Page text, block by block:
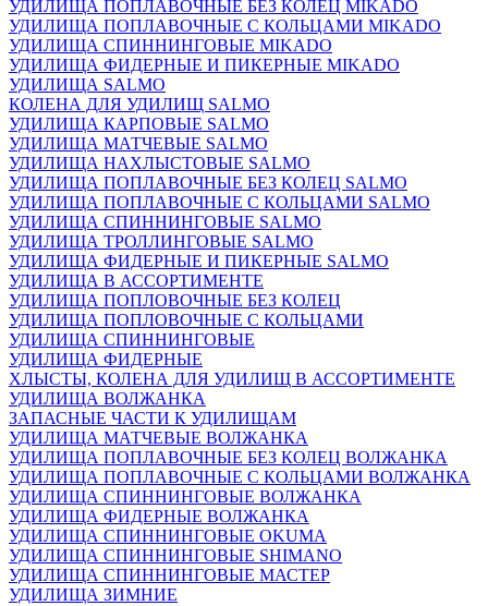
УДИЛИЩА ПОПЛАВОЧНЫЕ БЕЗ КОЛЕЦ MIKADO
УДИЛИЩА ПОПЛАВОЧНЫЕ С КОЛЬЦАМИ MIKADO
УДИЛИЩА СПИННИНГОВЫЕ MIKADO
УДИЛИЩА ФИДЕРНЫЕ И ПИКЕРНЫЕ MIKADO
УДИЛИЩА SALMO
КОЛЕНА ДЛЯ УДИЛИЩ SALMO
УДИЛИЩА КАРПОВЫЕ SALMO
УДИЛИЩА МАТЧЕВЫЕ SALMO
УДИЛИЩА НАХЛЫСТОВЫЕ SALMO
УДИЛИЩА ПОПЛАВОЧНЫЕ БЕЗ КОЛЕЦ SALMO
УДИЛИЩА ПОПЛАВОЧНЫЕ С КОЛЬЦАМИ SALMO
УДИЛИЩА СПИННИНГОВЫЕ SALMO
УДИЛИЩА ТРОЛЛИНГОВЫЕ SALMO
УДИЛИЩА ФИДЕРНЫЕ И ПИКЕРНЫЕ SALMO
УДИЛИЩА В АССОРТИМЕНТЕ
УДИЛИЩА ПОПЛОВОЧНЫЕ БЕЗ КОЛЕЦ
УДИЛИЩА ПОПЛОВОЧНЫЕ С КОЛЬЦАМИ
УДИЛИЩА СПИННИНГОВЫЕ
УДИЛИЩА ФИДЕРНЫЕ
ХЛЫСТЫ, КОЛЕНА ДЛЯ УДИЛИЩ В АССОРТИМЕНТЕ
УДИЛИЩА ВОЛЖАНКА
ЗАПАСНЫЕ ЧАСТИ К УДИЛИЩАМ
УДИЛИЩА МАТЧЕВЫЕ ВОЛЖАНКА
УДИЛИЩА ПОПЛАВОЧНЫЕ БЕЗ КОЛЕЦ ВОЛЖАНКА
УДИЛИЩА ПОПЛАВОЧНЫЕ С КОЛЬЦАМИ ВОЛЖАНКА
УДИЛИЩА СПИННИНГОВЫЕ ВОЛЖАНКА
УДИЛИЩА ФИДЕРНЫЕ ВОЛЖАНКА
УДИЛИЩА СПИННИНГОВЫЕ OKUMA
УДИЛИЩА СПИННИНГОВЫЕ SHIMANO
УДИЛИЩА СПИННИНГОВЫЕ МАСТЕР
УДИЛИЩА ЗИМНИЕ